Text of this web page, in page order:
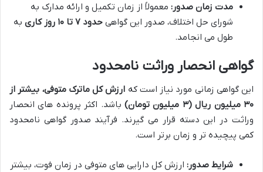
مدت زمان صدور: معمولاً از زمان تکمیل و ارائه مدارک به
شورای حل اختلاف، صدور این گواهی حدود ۷ تا ۱۰ روز کاری
به
طول می انجامد.
گواهی انحصار وراثت نامحدود
این گواهی زمانی مورد نیاز است که ارزش کل ماترک متوفی، بیشتر از
۳۰ میلیون ریال (۳ میلیون تومان)
باشد. اکثر پرونده های انحصار
وراثت در این دسته قرار می گیرند. فرآیند صدور گواهی نامحدود
کمی پیچیده تر و زمان برتر است.
شرایط صدور: ارزش کل دارایی های متوفی در زمان فوت، بیشتر